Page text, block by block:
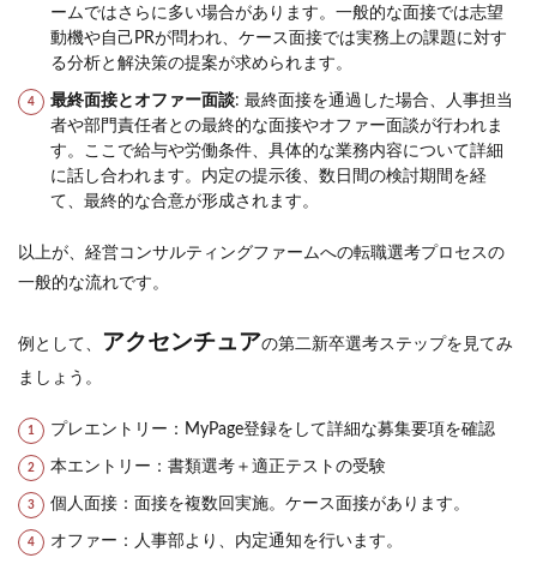
ームではさらに多い場合があります。一般的な面接では志望
動機や自己PRが問われ、ケース面接では実務上の課題に対す
る分析と解決策の提案が求められます。
最終面接とオファー面談: 最終面接を通過した場合、人事担当
者や部門責任者との最終的な面接やオファー面談が行われま
す。ここで給与や労働条件、具体的な業務内容について詳細
に話し合われます。内定の提示後、数日間の検討期間を経
て、最終的な合意が形成されます。
以上が、経営コンサルティングファームへの転職選考プロセスの
一般的な流れです。
例として、 アクセンチュアの第二新卒選考ステップを見てみ
ましょう。
プレエントリー：MyPage登録をして詳細な募集要項を確認
本エントリー：書類選考＋適正テストの受験
個人面接：面接を複数回実施。ケース面接があります。
オファー：人事部より、内定通知を行います。